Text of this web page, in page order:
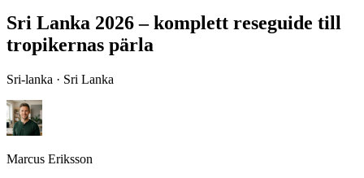
Sri Lanka 2026 – komplett reseguide till
tropikernas pärla
Sri-lanka · Sri Lanka
Marcus Eriksson